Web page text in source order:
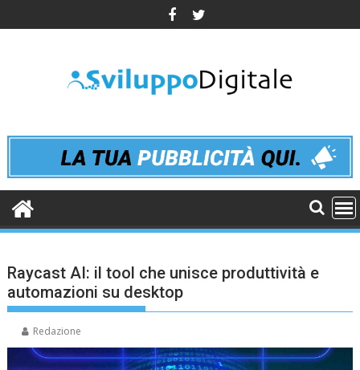
to
Raycast AI: il tool che unisce produttività e
automazioni su desktop
Redazione